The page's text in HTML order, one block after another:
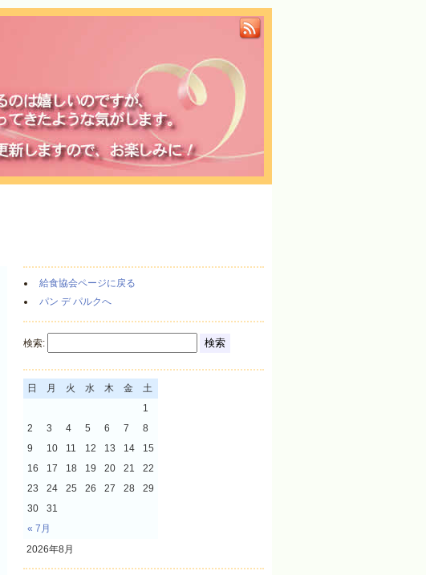
給食協会ページに戻る
パン デ パルクへ
検索:
2026年8月
日 月 火 水 木 金 土
« 7月
1
2
3 4 5 6 7
8
9
10 11 12 13 14
15
16
17 18 19 20 21
22
23
24 25 26 27 28
29
30
31